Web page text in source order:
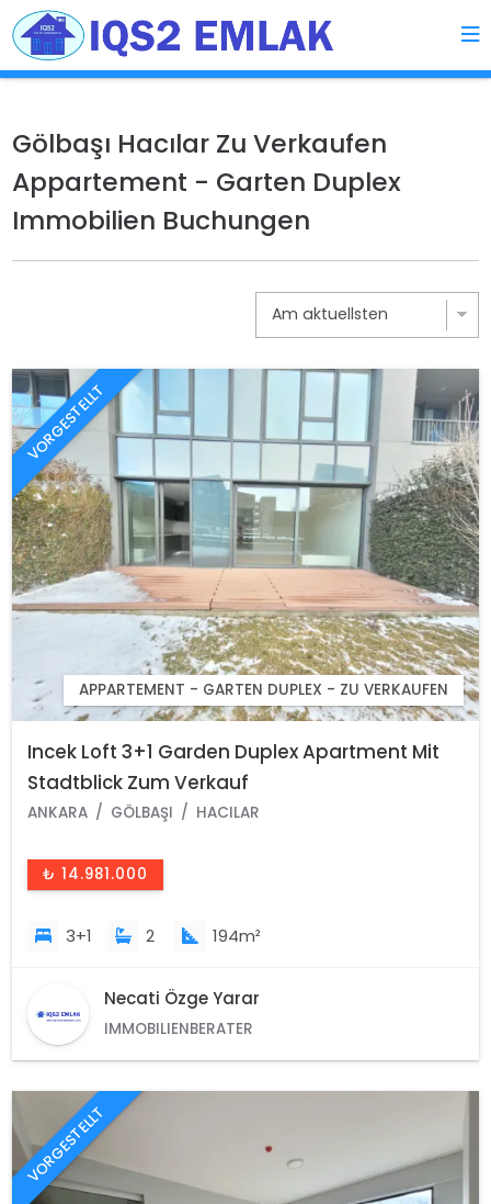
Gölbaşı Hacılar Zu Verkaufen
Appartement - Garten Duplex
Immobilien Buchungen
VORGESTELLT
APPARTEMENT - GARTEN DUPLEX - ZU VERKAUFEN
Incek Loft 3+1 Garden Duplex Apartment Mit
Stadtblick Zum Verkauf
ANKARA GÖLBAŞI HACILAR
₺ 14.981.000
3+1 2 194m²
Necati Özge Yarar
IMMOBILIENBERATER
VORGESTELLT